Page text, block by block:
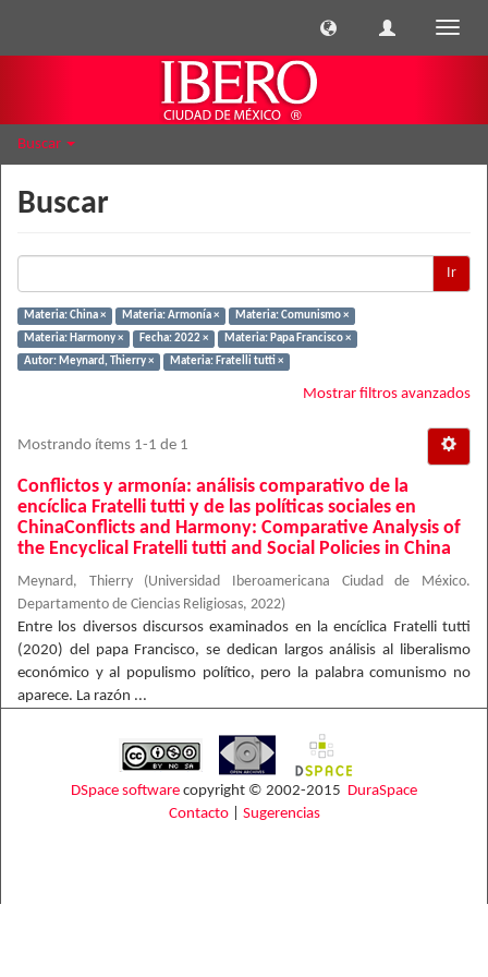
Buscar
Buscar
Ir
Materia: China × Materia: Armonía ×
Materia: Comunismo ×
Materia: Harmony ×
Fecha: 2022 ×
Materia: Papa Francisco ×
Autor: Meynard, Thierry ×
Materia: Fratelli tutti ×
Mostrar filtros avanzados
Mostrando ítems 1-1 de 1
Conflictos y armonía: análisis comparativo de la
encíclica Fratelli tutti y de las políticas sociales en
ChinaConflicts and Harmony: Comparative Analysis of
the Encyclical Fratelli tutti and Social Policies in China
Meynard, Thierry (Universidad Iberoamericana Ciudad de México.
Departamento de Ciencias Religiosas, 2022)
Entre los diversos discursos examinados en la encíclica Fratelli tutti
(2020) del papa Francisco, se dedican largos análisis al liberalismo
económico y al populismo político, pero la palabra comunismo no
aparece. La razón ...
DSpace software copyright © 2002-2015 DuraSpace
Contacto| Sugerencias